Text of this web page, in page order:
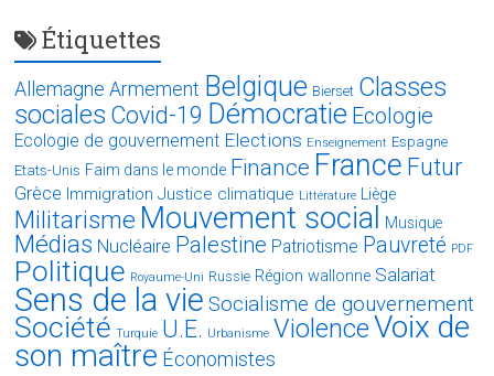
Étiquettes
Allemagne Armement Belgique Bierset Classes
sociales Covid-19 Démocratie Ecologie
Ecologie de gouvernement Elections Enseignement Espagne
Etats-Unis Faim dans le monde Finance France Futur
Grèce Immigration Justice climatique Littérature Liège
Militarisme Mouvement social Musique
Médias Nucléaire Palestine Patriotisme Pauvreté PDF
Politique Royaume-Uni Russie Région wallonne Salariat
Sens de la vie Socialisme de gouvernement
Société Turquie U.E. Urbanisme ViolenceVoix de
son maître Économistes